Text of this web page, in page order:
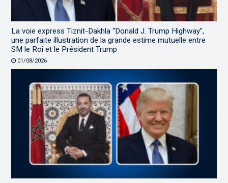
La voie express Tiznit-Dakhla “Donald J. Trump Highway”,
une parfaite illustration de la grande estime mutuelle entre
SM le Roi et le Président Trump
01/08/2026